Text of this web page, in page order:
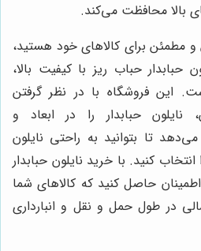
بالا محافظت می‌کند.
و مطمئن برای کالاهای خود هستید،
حبابدار حباب ریز با کیفیت بالا،
این فروشگاه با در نظر گرفتن
نایلون حبابدار را در ابعاد و
تا بتوانید به راحتی نایلون
کنید. با خرید نایلون حبابدار
حاصل کنید که کالاهای شما
در طول حمل و نقل و انبارداری